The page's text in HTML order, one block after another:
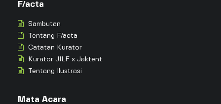
F/acta
Sambutan
Tentang F/acta
Catatan Kurator
Kurator JILF x Jaktent
Tentang Ilustrasi
Mata Acara